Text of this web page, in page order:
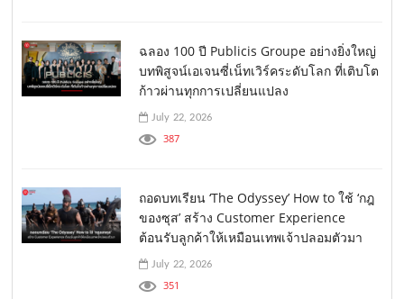
ฉลอง 100 ปี Publicis Groupe อย่างยิ่งใหญ่
บทพิสูจน์เอเจนซี่เน็ทเวิร์คระดับโลก ที่เติบโต
ก้าวผ่านทุกการเปลี่ยนแปลง
July 22, 2026
387
ถอดบทเรียน ‘The Odyssey’ How to ใช้ ‘กฎ
ของซุส’ สร้าง Customer Experience
ต้อนรับลูกค้าให้เหมือนเทพเจ้าปลอมตัวมา
July 22, 2026
351